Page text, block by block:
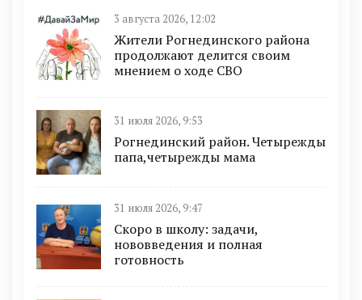
3 августа 2026, 12:02
Жители Рогнединского района
продолжают делится своим
мнением о ходе СВО
31 июля 2026, 9:53
Рогнединский район. Четырежды
папа,четырежды мама
31 июля 2026, 9:47
Скоро в школу: задачи,
нововведения и полная
готовность